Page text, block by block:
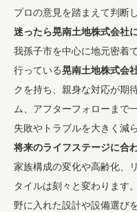
プロの意見を踏まえて判断
迷ったら晃南土地株式会社
我孫子市を中心に地元密着
行っている晃南土地株式会
クを持ち、親身な対応が期
ム、アフターフォローまで
失敗やトラブルを大きく減
将来のライフステージに合
家族構成の変化や高齢化、
タイルは刻々と変わります
野に入れた設計や設備選び